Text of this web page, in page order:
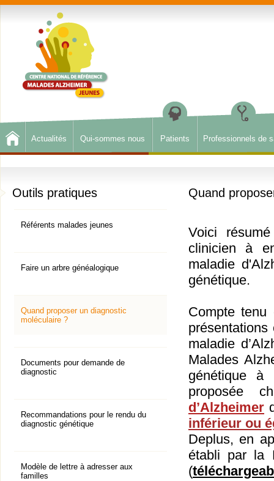
Actualités Qui-sommes nous Patients Professionnels de
Outils pratiques
Référents malades jeunes
Faire un arbre généalogique
Quand proposer un diagnostic
moléculaire ?
Documents pour demande de
diagnostic
Recommandations pour le rendu du
diagnostic génétique
Modèle de lettre à adresser aux
familles
Quand
Voici
clinicien à
maladie
génétique.
Compte
maladie
Malades
génétique à
proposée
d’Alzheimer
inférieur ou
Deplus, en
établi par la
(